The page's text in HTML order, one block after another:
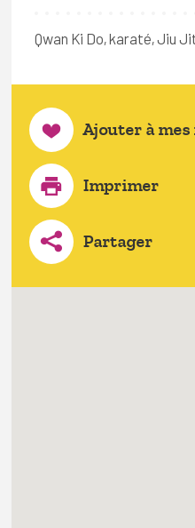
Qwan Ki Do, karaté, Jiu
Ajouter à
Imprimer
Partager